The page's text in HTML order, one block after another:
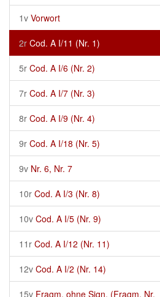
1v Vorwort
2r Cod. A I/11 (Nr. 1)
5r Cod. A I/6 (Nr. 2)
7r Cod. A I/7 (Nr. 3)
8r Cod. A I/9 (Nr. 4)
9r Cod. A I/18 (Nr. 5)
9v Nr. 6, Nr. 7
10r Cod. A I/3 (Nr. 8)
10v Cod. A I/5 (Nr. 9)
11r Cod. A I/12 (Nr. 11)
12v Cod. A I/2 (Nr. 14)
15v Fragm. ohne Sign. (Fragm. Nr.